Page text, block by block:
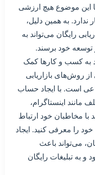
این موضوع هیچ ارزشی
به همین دلیل،
رایگان می‌تواند به
خود برسند.
به کسب و کارها کمک
روش‌های بازاریابی
است. با ایجاد حساب
مانند اینستاگرام،
با مخاطبان خود ارتباط
را معرفی کنید. ایجاد
می‌تواند باعث
و به تبلیغات رایگان